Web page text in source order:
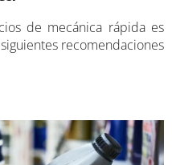
de mecánica rápida es
recomendaciones